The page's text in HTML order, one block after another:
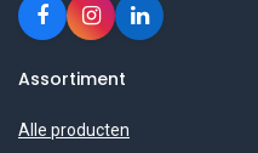
Assortiment
Alle producten